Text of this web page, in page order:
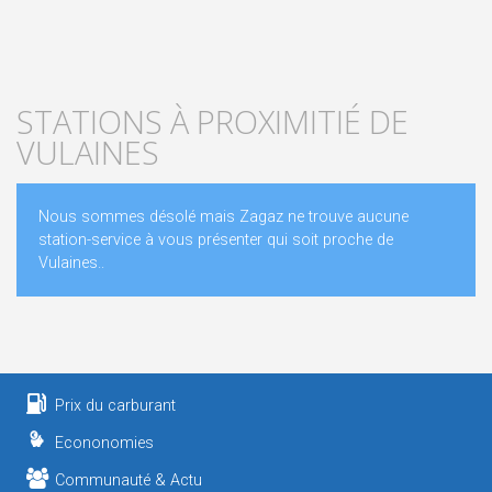
STATIONS À PROXIMITIÉ DE
VULAINES
Nous sommes désolé mais Zagaz ne trouve aucune
station-service à vous présenter qui soit proche de
Vulaines..
Prix du carburant
Econonomies
Communauté & Actu